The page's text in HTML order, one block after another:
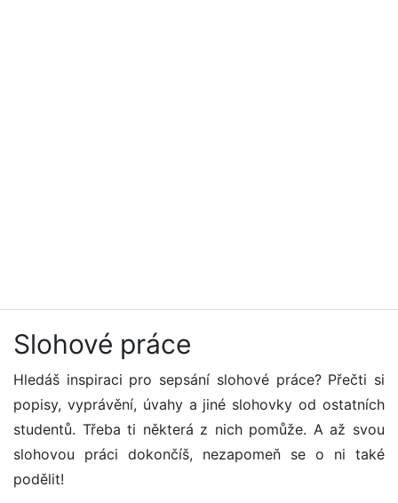
Slohové práce
Hledáš inspiraci pro sepsání slohové práce? Přečti si
popisy, vyprávění, úvahy a jiné slohovky od ostatních
studentů. Třeba ti některá z nich pomůže. A až svou
slohovou práci dokončíš, nezapomeň se o ni také
podělit!